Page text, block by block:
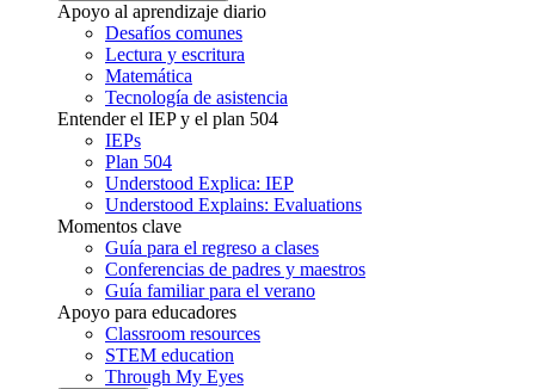
Apoyo al aprendizaje diario
Desafíos comunes
Lectura y escritura
Matemática
Tecnología de asistencia
Entender el IEP y el plan 504
IEPs
Plan 504
Understood Explica: IEP
Understood Explains: Evaluations
Momentos clave
Guía para el regreso a clases
Conferencias de padres y maestros
Guía familiar para el verano
Apoyo para educadores
Classroom resources
STEM education
Through My Eyes